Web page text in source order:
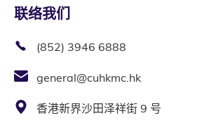
联络我们
(852) 3946 6888
general@cuhkmc.hk
香港新界沙田泽祥街 9 号